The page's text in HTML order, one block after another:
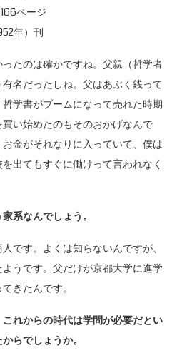
ページ
年）刊
たのは確かですね。父親（哲学者
名だったしね。父はあぶく銭って
学書がブームになって売れた時期
い始めたのもそのおかげなんで
金がそれなりに入っていて、僕は
出てもすぐに働けって言われなく
なんでしょう。
です。よくは知らないんですが、
うです。父だけが京都大学に進学
きたんです。
からの時代は学問が必要だとい
らでしょうか。